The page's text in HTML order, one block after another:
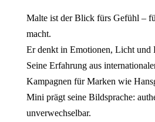
Malte ist der Blick fürs Gefühl –
macht.
Er denkt in Emotionen, Licht und
Seine Erfahrung aus
Kampagnen für Marken wie
Mini prägt seine Bildsprache:
unverwechselbar.